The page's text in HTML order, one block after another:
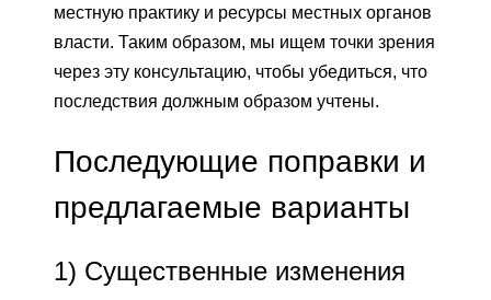
местную практику и ресурсы местных органов
власти. Таким образом, мы ищем точки зрения
через эту консультацию, чтобы убедиться, что
последствия должным образом учтены.
Последующие поправки и
предлагаемые варианты
1) Существенные изменения